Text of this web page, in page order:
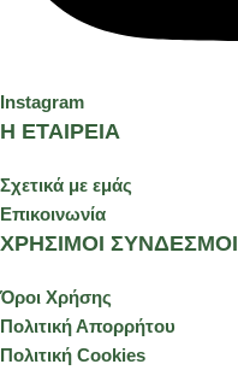
Instagram
Η ΕΤΑΙΡΕΙΑ
Σχετικά με εμάς
Επικοινωνία
ΧΡΗΣΙΜΟΙ ΣΥΝΔΕΣΜΟΙ
Όροι Χρήσης
Πολιτική Απορρήτου
Πολιτική Cookies